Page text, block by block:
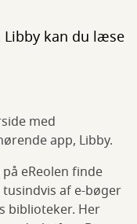
Libby kan du læse
med
app, Libby.
eReolen finde
af e-bøger
biblioteker. Her